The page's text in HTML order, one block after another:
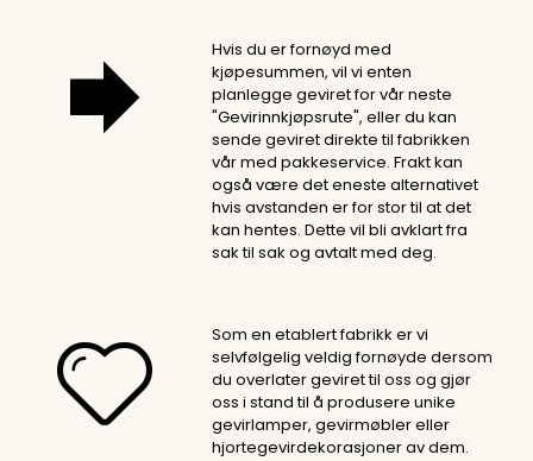
Hvis du er fornøyd med
kjøpesummen, vil vi enten
planlegge geviret for vår neste
"Gevirinnkjøpsrute", eller du kan
sende geviret direkte til fabrikken
vår med pakkeservice. Frakt kan
også være det eneste alternativet
hvis avstanden er for stor til at det
kan hentes. Dette vil bli avklart fra
sak til sak og avtalt med deg.
Som en etablert fabrikk er vi
selvfølgelig veldig fornøyde dersom
du overlater geviret til oss og gjør
oss i stand til å produsere unike
gevirlamper, gevirmøbler eller
hjortegevirdekorasjoner av dem.